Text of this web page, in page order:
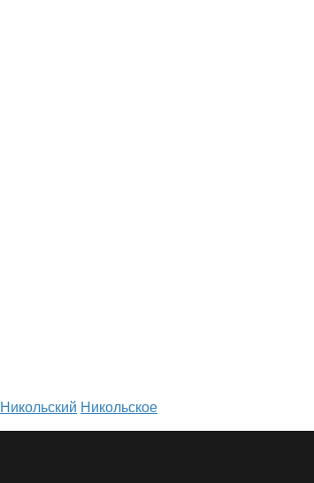
Никольский Никольское